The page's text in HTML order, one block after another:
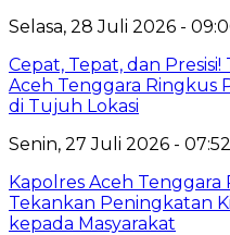
Selasa, 28 Juli 2026 -
Cepat, Tepat, dan
Aceh Tenggara Ringkus
di Tujuh Lokasi
Senin, 27 Juli 2026 -
Kapolres Aceh
Tekankan Peningkatan
kepada Masyarakat